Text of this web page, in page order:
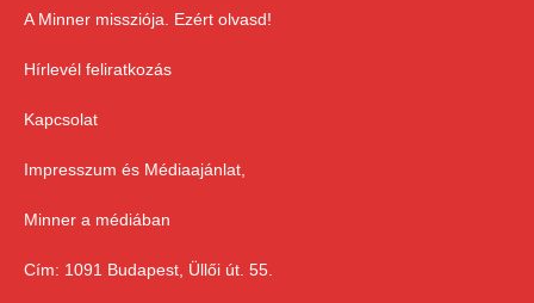
A Minner missziója. Ezért olvasd!
Hírlevél feliratkozás
Kapcsolat
Impresszum és Médiaajánlat,
Minner a médiában
Cím: 1091 Budapest, Üllői út. 55.